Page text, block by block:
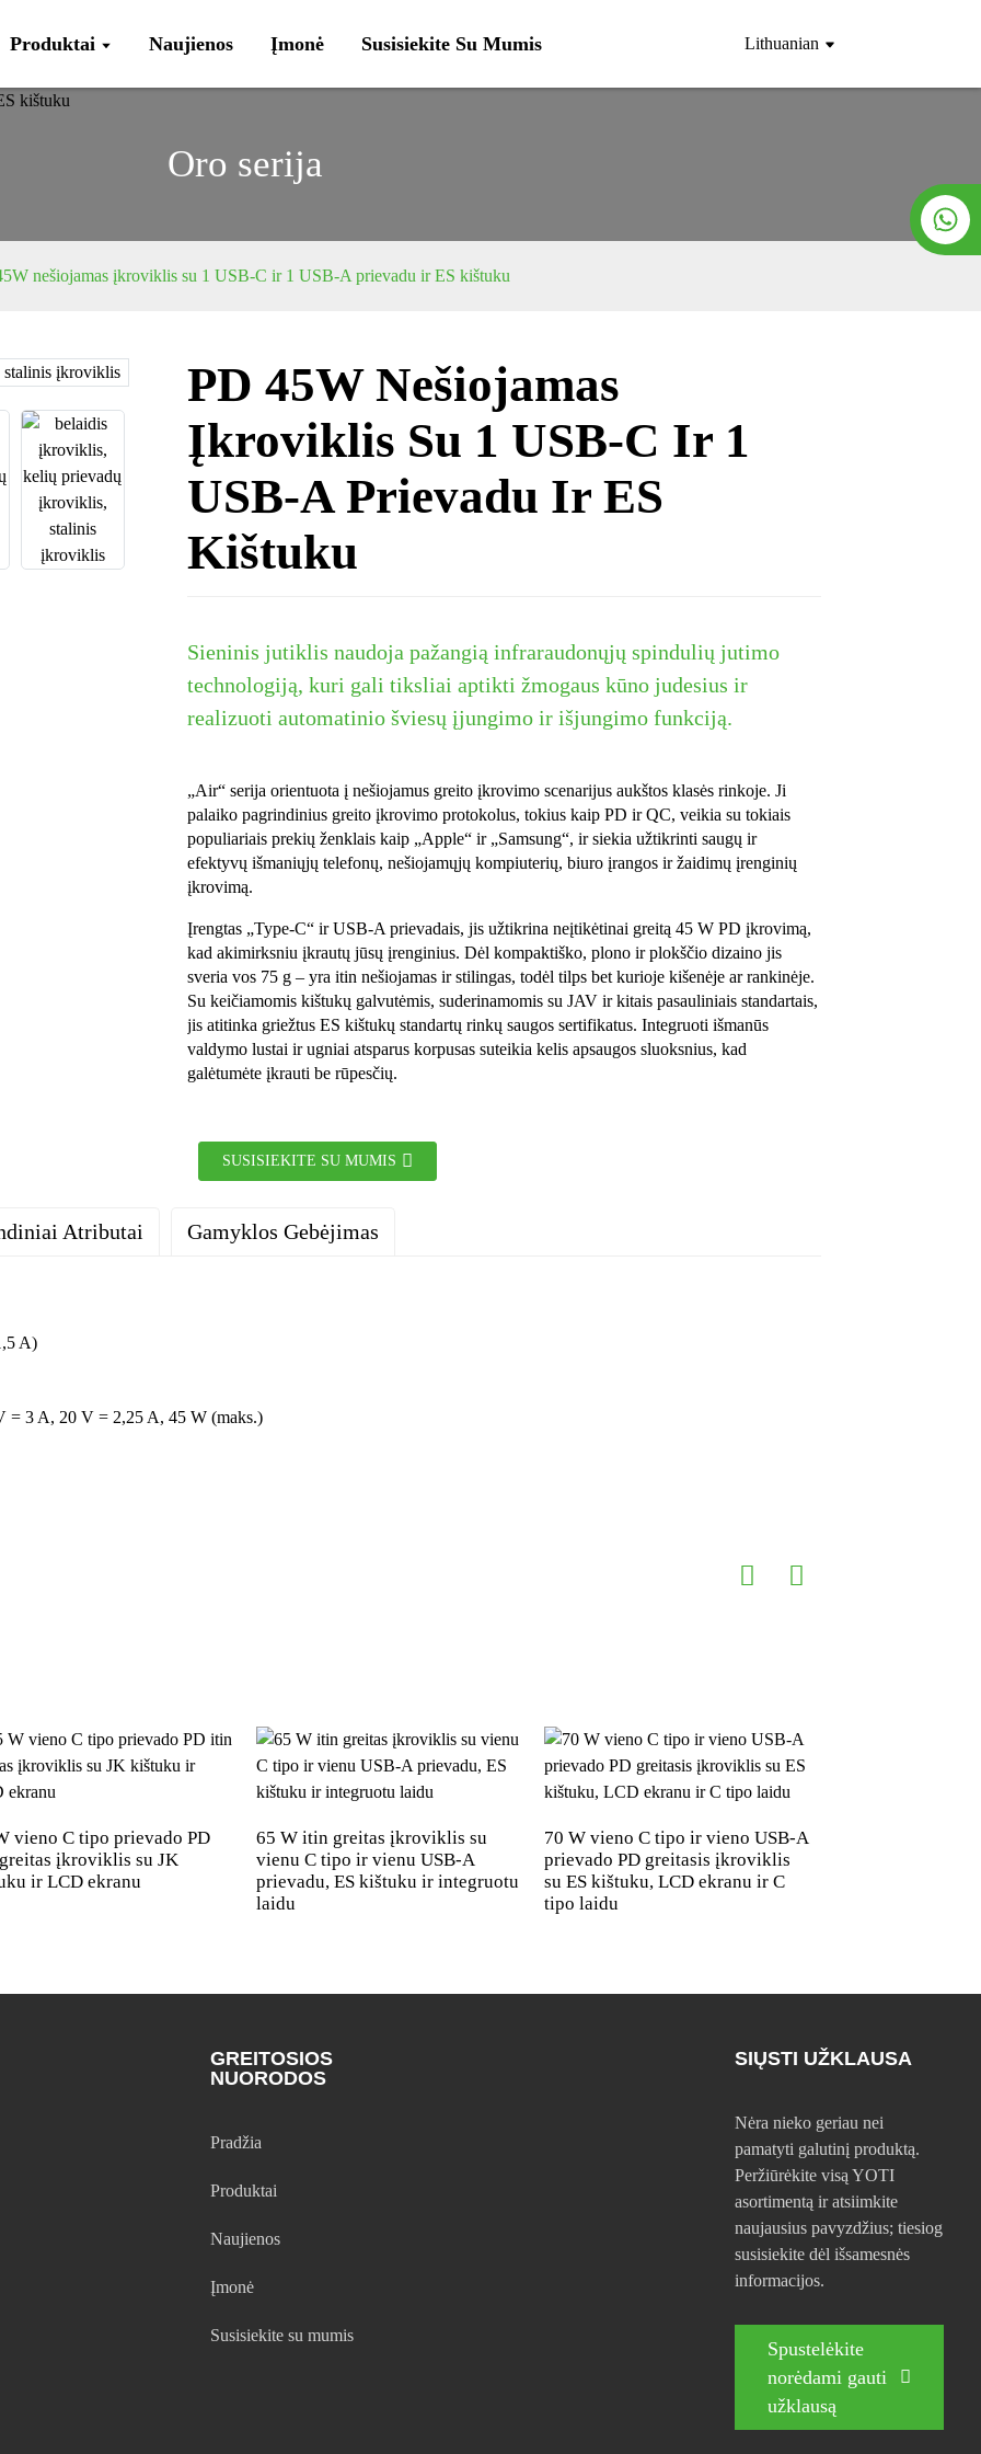
Produktai Naujienos Įmonė Susisiekite Su Mumis Lithuanian
Oro serija
nešiojamas įkroviklis su 1 USB-C ir 1 USB-A prievadu ir ES kištuku
Loading...
Loading...
PD 45W Nešiojamas
Įkroviklis Su 1 USB-C Ir 1
USB-A Prievadu Ir ES
Kištuku
Sieninis jutiklis naudoja pažangią infraraudonųjų spindulių jutimo
technologiją, kuri gali tiksliai aptikti žmogaus kūno judesius ir
realizuoti automatinio šviesų įjungimo ir išjungimo funkciją.
„Air“ serija orientuota į nešiojamus greito įkrovimo scenarijus aukštos klasės rinkoje. Ji
palaiko pagrindinius greito įkrovimo protokolus, tokius kaip PD ir QC, veikia su tokiais
populiariais prekių ženklais kaip „Apple“ ir „Samsung“, ir siekia užtikrinti saugų ir
efektyvų išmaniųjų telefonų, nešiojamųjų kompiuterių, biuro įrangos ir žaidimų įrenginių
įkrovimą.
Įrengtas „Type-C“ ir USB-A prievadais, jis užtikrina neįtikėtinai greitą 45 W PD įkrovimą,
kad akimirksniu įkrautų jūsų įrenginius. Dėl kompaktiško, plono ir plokščio dizaino jis
sveria vos 75 g – yra itin nešiojamas ir stilingas, todėl tilps bet kurioje kišenėje ar rankinėje.
Su keičiamomis kištukų galvutėmis, suderinamomis su JAV ir kitais pasauliniais standartais,
jis atitinka griežtus ES kištukų standartų rinkų saugos sertifikatus. Integruoti išmanūs
valdymo lustai ir ugniai atsparus korpusas suteikia kelis apsaugos sluoksnius, kad
galėtumėte įkrauti be rūpesčių.
SUSISIEKITE SU MUMIS
Atributai Gamyklos Gebėjimas
A)
3 A, 20 V = 2,25 A, 45 W (maks.)
nuo trumpojo jungimo; Apsauga nuo perkaitimo; Apsauga nuo perkrovos; Apsauga nuo viršįtampio
Nemokamos pakuočių dizaino paslaugos
vieno C tipo prievado PD
įkroviklis su JK
ir LCD ekranu
65 W itin greitas įkroviklis su
vienu C tipo ir vienu USB-A
prievadu, ES kištuku ir integruotu
laidu
70 W vieno C tipo ir vieno USB-A
prievado PD greitasis įkroviklis
su ES kištuku, LCD ekranu ir C
tipo laidu
GREITOSIOS
NUORODOS
Pradžia
Produktai
Naujienos
Įmonė
Susisiekite su mumis
SIŲSTI UŽKLAUSA
Nėra nieko geriau nei
pamatyti galutinį produktą.
Peržiūrėkite visą YOTI
asortimentą ir atsiimkite
naujausius pavyzdžius; tiesiog
susisiekite dėl išsamesnės
informacijos.
Spustelėkite
norėdami gauti
užklausą